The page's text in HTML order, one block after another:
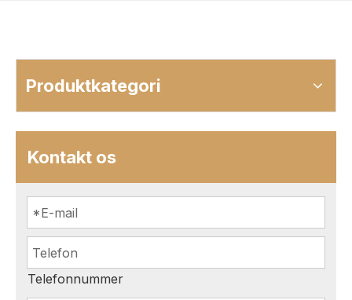
Produktkategori
Kontakt os
Telefonnummer